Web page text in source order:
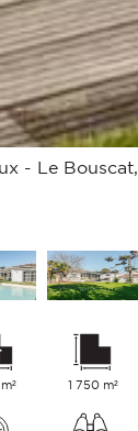
- Le Bouscat,
1 750 m²